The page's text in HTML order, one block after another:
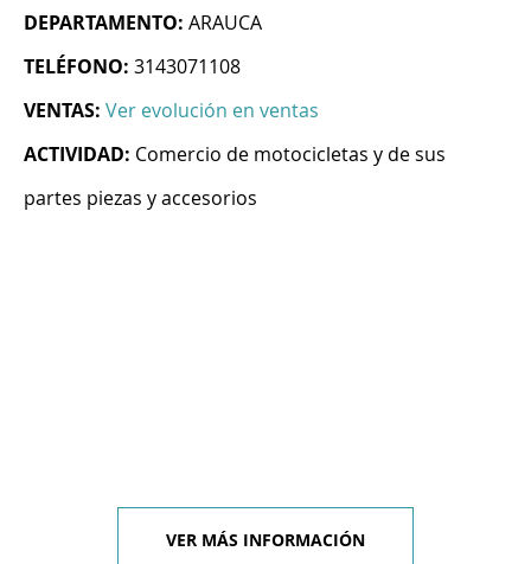
DEPARTAMENTO: ARAUCA
TELÉFONO: 3143071108
VENTAS: Ver evolución en ventas
ACTIVIDAD: Comercio de motocicletas y de sus
partes piezas y accesorios
VER MÁS INFORMACIÓN